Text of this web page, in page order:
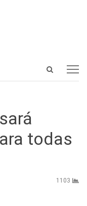
Open
todas
1103